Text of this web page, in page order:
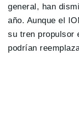
general, han
año. Aunque el
su tren propulsor
podrían